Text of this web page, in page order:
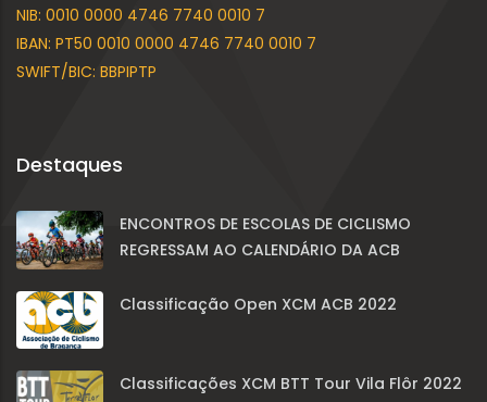
NIB: 0010 0000 4746 7740 0010 7
IBAN: PT50 0010 0000 4746 7740 0010 7
SWIFT/BIC: BBPIPTP
Destaques
ENCONTROS DE ESCOLAS DE CICLISMO
REGRESSAM AO CALENDÁRIO DA ACB
Classificação Open XCM ACB 2022
Classificações XCM BTT Tour Vila Flôr 2022